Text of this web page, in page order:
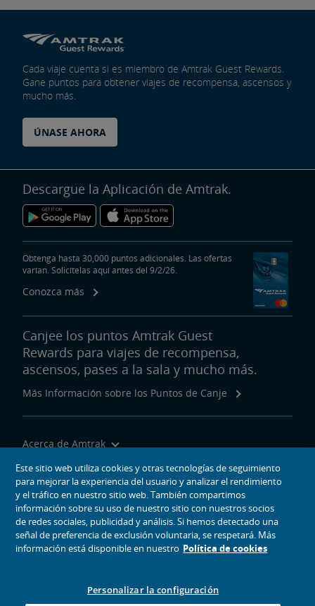
Cada viaje cuenta si es miembro de Amtrak Guest Rewards.
Gane puntos para obtener viajes de recompensa, ascensos y
mucho más.
ÚNASE AHORA
Descargue la Aplicación de Amtrak.
Obtenga hasta 30,000 puntos adicionales. Las ofertas
varían. Solicítelas aquí antes del 9/2/26.
Conozca más
Canjee los puntos Amtrak Guest
Rewards para viajes de recompensa,
ascensos, pases a la sala y mucho más.
Más Información sobre los Puntos de Canje
Acerca de Amtrak
Viajar con Nosotros
Herramientas del Sitio
iconos de medios sociales
Este sitio web utiliza cookies y otras tecnologías de seguimiento
para mejorar la experiencia del usuario y analizar el rendimiento
y el tráfico en nuestro sitio web. También compartimos
información sobre su uso de nuestro sitio con nuestros socios
de redes sociales, publicidad y análisis. Si hemos detectado una
señal de preferencia de exclusión voluntaria, se respetará. Más
información está disponible en nuestro Política de cookies
Personalizar la configuración